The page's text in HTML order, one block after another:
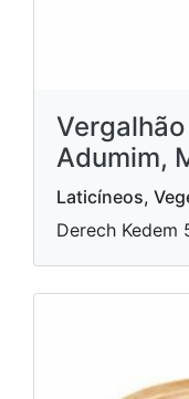
Adumim,
Laticíneos,
Derech Kedem